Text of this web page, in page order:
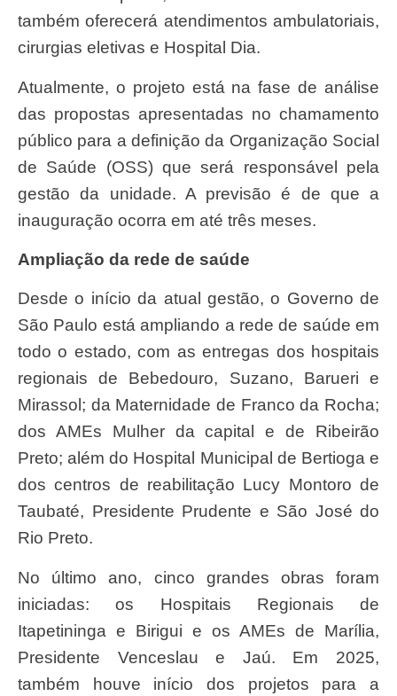
também oferecerá atendimentos ambulatoriais,
cirurgias eletivas e Hospital Dia.
Atualmente, o projeto está na fase de análise
das propostas apresentadas no chamamento
público para a definição da Organização Social
de Saúde (OSS) que será responsável pela
gestão da unidade. A previsão é de que a
inauguração ocorra em até três meses.
Ampliação da rede de saúde
Desde o início da atual gestão, o Governo de
São Paulo está ampliando a rede de saúde em
todo o estado, com as entregas dos hospitais
regionais de Bebedouro, Suzano, Barueri e
Mirassol; da Maternidade de Franco da Rocha;
dos AMEs Mulher da capital e de Ribeirão
Preto; além do Hospital Municipal de Bertioga e
dos centros de reabilitação Lucy Montoro de
Taubaté, Presidente Prudente e São José do
Rio Preto.
No último ano, cinco grandes obras foram
iniciadas: os Hospitais Regionais de
Itapetininga e Birigui e os AMEs de Marília,
Presidente Venceslau e Jaú. Em 2025,
também houve início dos projetos para a